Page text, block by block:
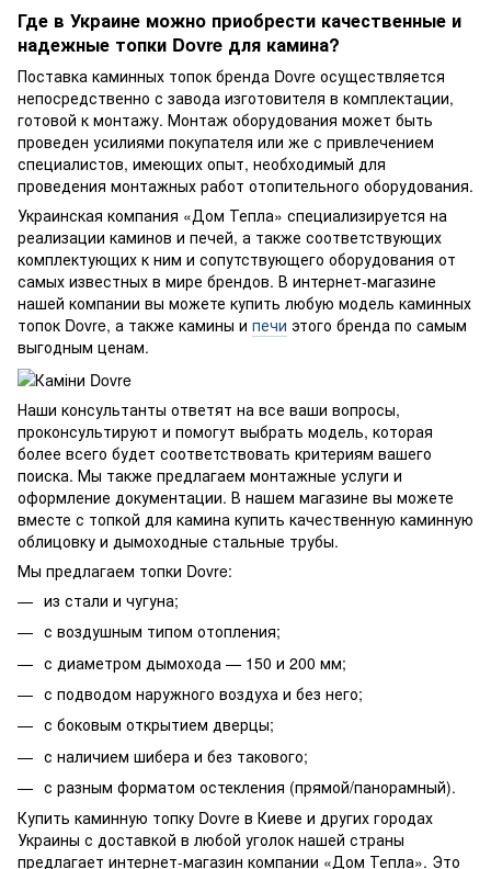
Где в Украине можно приобрести качественные и
надежные топки Dovre для камина?
Поставка каминных топок бренда Dovre осуществляется
непосредственно с завода изготовителя в комплектации,
готовой к монтажу. Монтаж оборудования может быть
проведен усилиями покупателя или же с привлечением
специалистов, имеющих опыт, необходимый для
проведения монтажных работ отопительного оборудования.
Украинская компания «Дом Тепла» специализируется на
реализации каминов и печей, а также соответствующих
комплектующих к ним и сопутствующего оборудования от
самых известных в мире брендов. В интернет-магазине
нашей компании вы можете купить любую модель каминных
топок Dovre, а также камины и печи этого бренда по самым
выгодным ценам.
Наши консультанты ответят на все ваши вопросы,
проконсультируют и помогут выбрать модель, которая
более всего будет соответствовать критериям вашего
поиска. Мы также предлагаем монтажные услуги и
оформление документации. В нашем магазине вы можете
вместе с топкой для камина купить качественную каминную
облицовку и дымоходные стальные трубы.
Мы предлагаем топки Dovre:
из стали и чугуна;
с воздушным типом отопления;
с диаметром дымохода — 150 и 200 мм;
с подводом наружного воздуха и без него;
с боковым открытием дверцы;
с наличием шибера и без такового;
с разным форматом остекления (прямой/панорамный).
Купить каминную топку Dovre в Киеве и других городах
Украины с доставкой в любой уголок нашей страны
предлагает интернет-магазин компании «Дом Тепла». Это